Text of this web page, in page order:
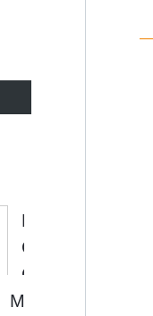
MACHINA AD
CIBOS
CONGELATOS
MACHINA